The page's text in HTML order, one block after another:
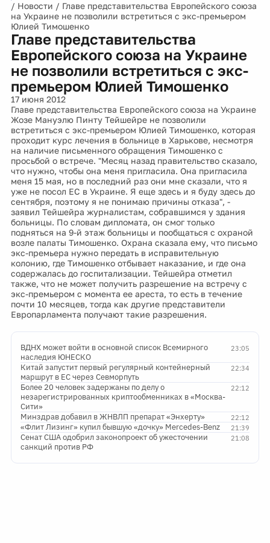
/ Новости / Главе представительства Европейского союза
на Украине не позволили встретиться с экс-премьером
Юлией Тимошенко
Главе представительства
Европейского союза на Украине
не позволили встретиться с экс-
премьером Юлией Тимошенко
17 июня 2012
Главе представительства Европейского союза на Украине
Жозе Мануэлю Пинту Тейшейре не позволили
встретиться с экс-премьером Юлией Тимошенко, которая
проходит курс лечения в больнице в Харькове, несмотря
на наличие письменного обращения Тимошенко с
просьбой о встрече. "Месяц назад правительство сказало,
что нужно, чтобы она меня пригласила. Она пригласила
меня 15 мая, но в последний раз они мне сказали, что я
уже не посол ЕС в Украине. Я еще здесь и я буду здесь до
сентября, поэтому я не понимаю причины отказа", -
заявил Тейшейра журналистам, собравшимся у здания
больницы. По словам дипломата, он смог только
подняться на 9-й этаж больницы и пообщаться с охраной
возле палаты Тимошенко. Охрана сказала ему, что письмо
экс-премьера нужно передать в исправительную
колонию, где Тимошенко отбывает наказание, и где она
содержалась до госпитализации. Тейшейра отметил
также, что не может получить разрешение на встречу с
экс-премьером с момента ее ареста, то есть в течение
почти 10 месяцев, тогда как другие представители
Европарламента получают такие разрешения.
23:05
ВДНХ может войти в основной список Всемирного
наследия ЮНЕСКО
22:34
Китай запустит первый регулярный контейнерный
маршрут в ЕС через Севморпуть
22:12
Более 20 человек задержаны по делу о
незарегистрированных криптообменниках в «Москва-
Сити»
22:12
Минздрав добавил в ЖНВЛП препарат «Энхерту»
21:39
«Флит Лизинг» купил бывшую «дочку» Mercedes-Benz
21:08
Сенат США одобрил законопроект об ужесточении
санкций против РФ